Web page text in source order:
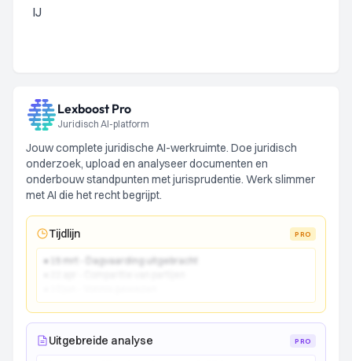
IJ
Lexboost Pro
Juridisch AI-platform
Jouw complete juridische AI-werkruimte. Doe juridisch
onderzoek, upload en analyseer documenten en
onderbouw standpunten met jurisprudentie. Werk slimmer
met AI die het recht begrijpt.
Tijdlijn PRO
● 15 mrt - Dagvaarding uitgebracht
Uitgebreide analyse PRO